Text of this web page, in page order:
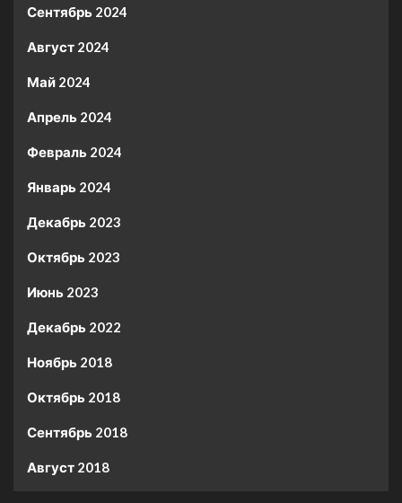
Сентябрь 2024
Август 2024
Май 2024
Апрель 2024
Февраль 2024
Январь 2024
Декабрь 2023
Октябрь 2023
Июнь 2023
Декабрь 2022
Ноябрь 2018
Октябрь 2018
Сентябрь 2018
Август 2018